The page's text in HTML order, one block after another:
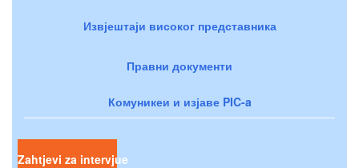
Извјештаји високог представника
Правни документи
Комуникеи и изјаве PIC-a
Zahtjevi za intervjue